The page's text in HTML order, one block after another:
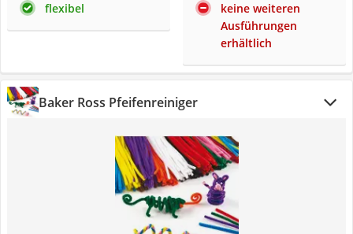
flexibel
keine weiteren
Ausführungen
erhältlich
Baker Ross Pfeifenreiniger